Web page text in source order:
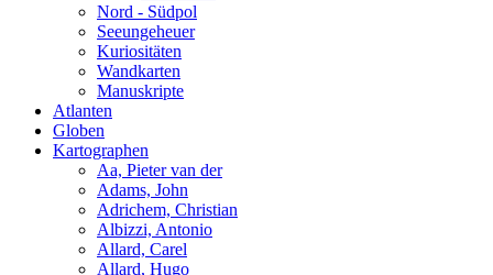
Nord - Südpol
Seeungeheuer
Kuriositäten
Wandkarten
Manuskripte
Atlanten
Globen
Kartographen
Aa, Pieter van der
Adams, John
Adrichem, Christian
Albizzi, Antonio
Allard, Carel
Allard, Hugo